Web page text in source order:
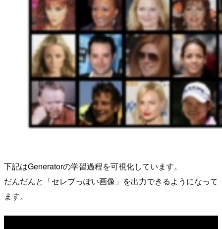
下記はGeneratorの学習過程を可視化しています。
だんだんと「セレブっぽい画像」を出力できるようになって
ます。